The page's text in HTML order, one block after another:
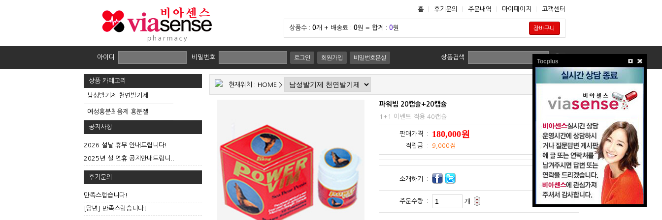
홈 후기문의 주문내역 마이페이지 고객센터
상품수 : 0개 + 배송료 : 0원 = 합계 : 0원 장바구니
아이디 비밀번호 로그인 회원가입 비밀번호분실 상품검색
상품 카테고리
남성발기제 천연발기제
여성흥분최음제 흥분젤
공지사항
2026 설날 휴무 안내드립니다!
2025년 설 연휴 공지안내드립니..
후기문의
만족스럽습니다!
[답변] 만족스럽습니다!
현재위치 : HOME >
파워빔 20캡슐+20캡슐
1+1 이벤트 적용 40캡슐
판매가격 : 180,000원
적립금 : 9,000점
소개하기 :
주문수량 : 개
Tocplus